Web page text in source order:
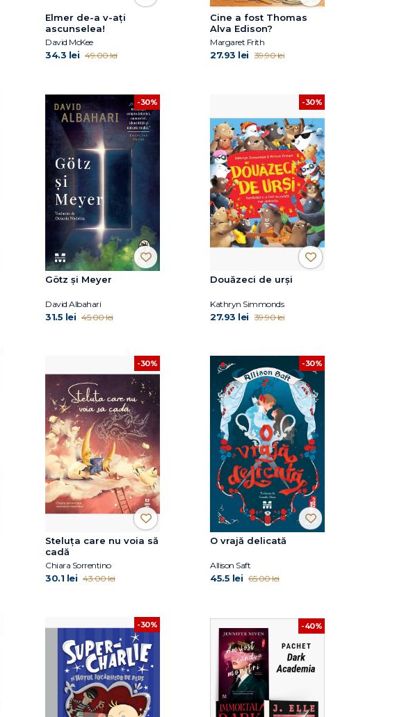
Elmer de-a v-ați
ascunselea!
David McKee
34.3 lei 49.00 lei
Cine a fost Thomas
Alva Edison?
Margaret Frith
27.93 lei 39.90 lei
-30%
Götz și Meyer
David Albahari
31.5 lei 45.00 lei
-30%
Douăzeci de urși
Kathryn Simmonds
27.93 lei 39.90 lei
-30%
Steluța care nu voia să
cadă
Chiara Sorrentino
30.1 lei 43.00 lei
-30%
O vrajă delicată
Allison Saft
45.5 lei 65.00 lei
-30% -40%